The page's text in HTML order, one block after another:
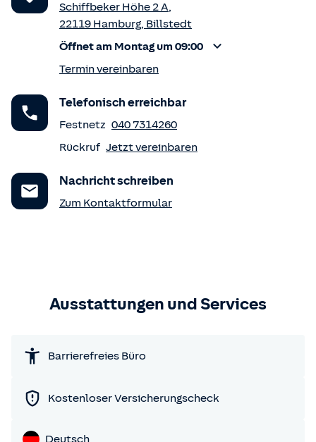
Schiffbeker Höhe 2 A,
22119 Hamburg, Billstedt
Öffnet am Montag um 09:00
Termin vereinbaren
Telefonisch erreichbar
Festnetz 040 7314260
Rückruf Jetzt vereinbaren
Nachricht schreiben
Zum Kontaktformular
Ausstattungen und Services
Barrierefreies Büro
Kostenloser Versicherungscheck
Deutsch